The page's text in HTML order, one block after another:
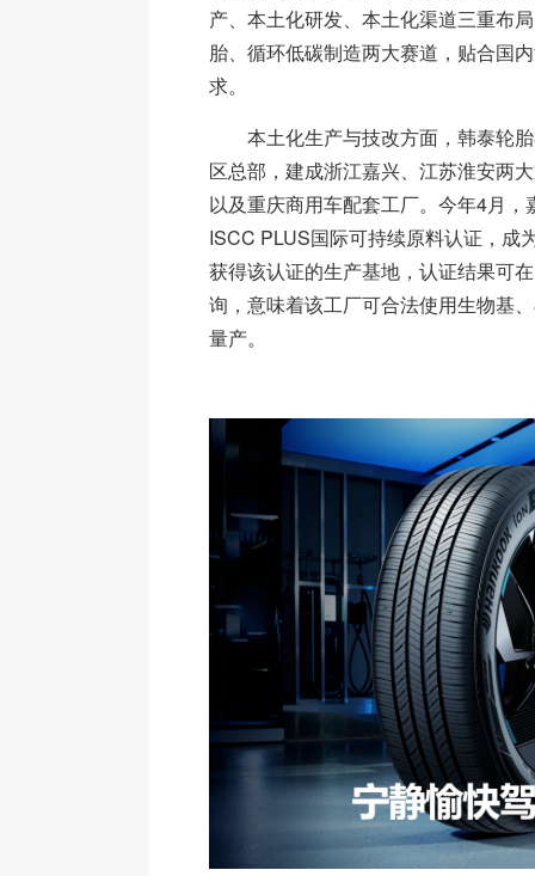
产、本土化研发、本土化渠道三重布
胎、循环低碳制造两大赛道，贴合国
求。
本土化生产与技改方面，韩泰轮
区总部，建成浙江嘉兴、江苏淮安两
以及重庆商用车配套工厂。今年4月，
ISCC PLUS国际可持续原料认证，成
获得该认证的生产基地，认证结果可
询，意味着该工厂可合法使用生物基
量产。